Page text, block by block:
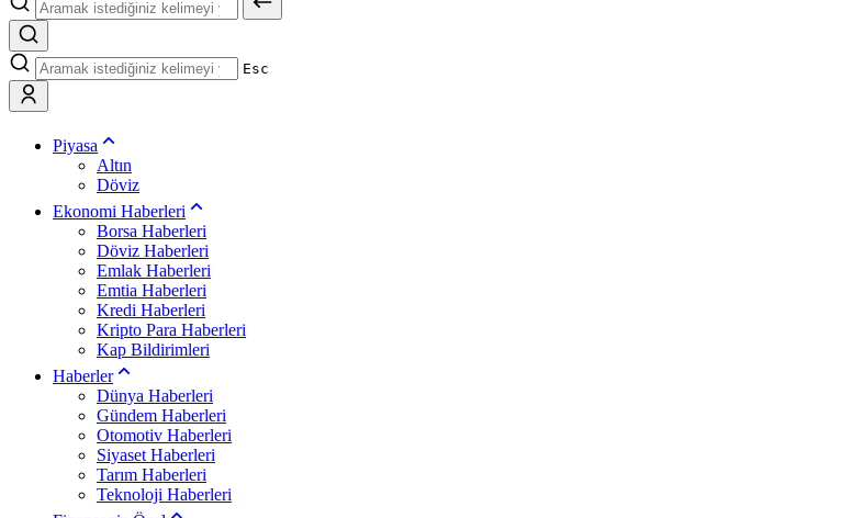
Esc
Piyasa
Altın
Döviz
Ekonomi Haberleri
Borsa Haberleri
Döviz Haberleri
Emlak Haberleri
Emtia Haberleri
Kredi Haberleri
Kripto Para Haberleri
Kap Bildirimleri
Haberler
Dünya Haberleri
Gündem Haberleri
Otomotiv Haberleri
Siyaset Haberleri
Tarım Haberleri
Teknoloji Haberleri